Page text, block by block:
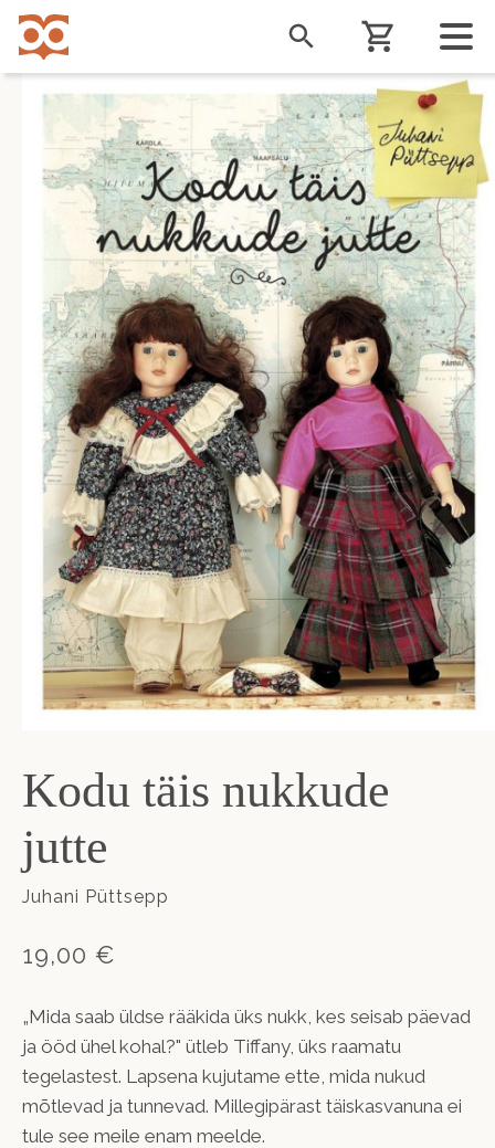
Liigu
edasi
põhisisu
juurde
Kodu täis nukkude
jutte
Juhani Püttsepp
19,00 €
„Mida saab üldse rääkida üks nukk, kes seisab päevad
ja ööd ühel kohal?" ütleb Tiffany, üks raamatu
tegelastest. Lapsena kujutame ette, mida nukud
mõtlevad ja tunnevad. Millegipärast täiskasvanuna ei
tule see meile enam meelde.